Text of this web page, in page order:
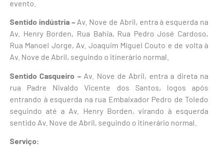
evento.
Sentido indústria – Av. Nove de Abril, entra à esquerda na
Av. Henry Borden, Rua Bahia, Rua Pedro José Cardoso,
Rua Manoel Jorge, Av. Joaquim Miguel Couto e de volta à
Av. Nove de Abril, seguindo o itinerário normal.
Sentido Casqueiro – Av. Nove de Abril, entra a direta na
rua Padre Nivaldo Vicente dos Santos, logos após
entrando à esquerda na rua Embaixador Pedro de Toledo
seguindo até a Av. Henry Borden, virando à esquerda
sentido Av. Nove de Abril, seguindo o itinerário normal.
Serviço: